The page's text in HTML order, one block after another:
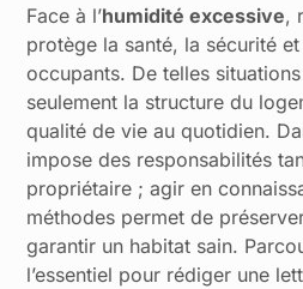
Face à l’humidité excessive,
protège la santé, la sécurité
occupants. De telles
seulement la structure du
qualité de vie au quotidien.
impose des responsabilités
propriétaire ; agir en
méthodes permet de
garantir un habitat sain.
l’essentiel pour rédiger une